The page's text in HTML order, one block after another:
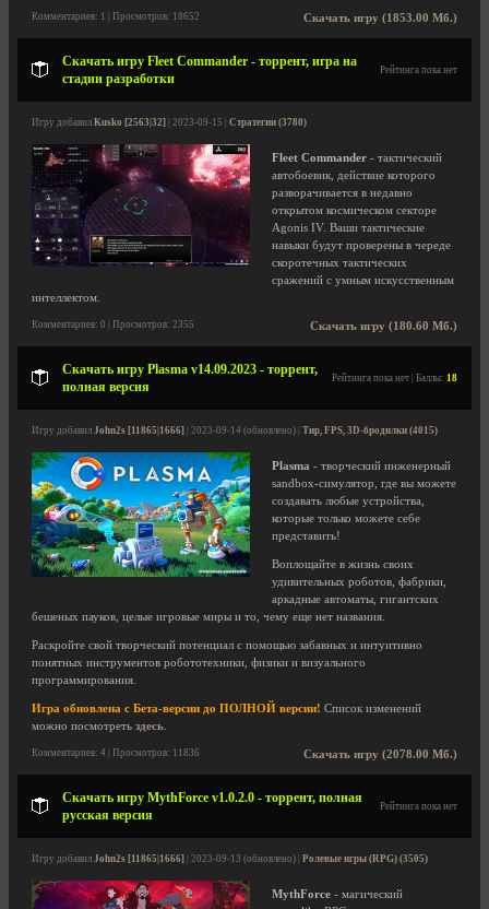
Скачать игру (1853.00 Мб.)
Комментариев: 1 | Просмотров: 18652
Скачать игру Fleet Commander - торрент, игра на
стадии разработки
Рейтинга пока нет
Игру добавил Kusko [2563|32] | 2023-09-15 | Стратегии (3780)
Fleet Commander - тактический
автобоевик, действие которого
разворачивается в недавно
открытом космическом секторе
Agonis IV. Ваши тактические
навыки будут проверены в череде
скоротечных тактических
сражений с умным искусственным
интеллектом.
Скачать игру (180.60 Мб.)
Комментариев: 0 | Просмотров: 2355
Скачать игру Plasma v14.09.2023 - торрент,
полная версия
Рейтинга пока нет | Баллы: 18
Игру добавил John2s [11865|1666] | 2023-09-14 (обновлено) | Тир, FPS, 3D-бродилки (4015)
Plasma - творческий инженерный
sandbox-симулятор, где вы можете
создавать любые устройства,
которые только можете себе
представить!
Воплощайте в жизнь своих
удивительных роботов, фабрики,
аркадные автоматы, гигантских
бешеных пауков, целые игровые миры и то, чему еще нет названия.
Раскройте свой творческий потенциал с помощью забавных и интуитивно
понятных инструментов робототехники, физики и визуального
программирования.
Игра обновлена с Бета-версии до ПОЛНОЙ версии! Список изменений
можно посмотреть здесь
Скачать игру (2078.00 Мб.)
Комментариев: 4 | Просмотров: 11836
Скачать игру MythForce v1.0.2.0 - торрент, полная
русская версия
Рейтинга пока нет
Игру добавил John2s [11865|1666] | 2023-09-13 (обновлено) | Ролевые игры (RPG) (3505)
MythForce - магический